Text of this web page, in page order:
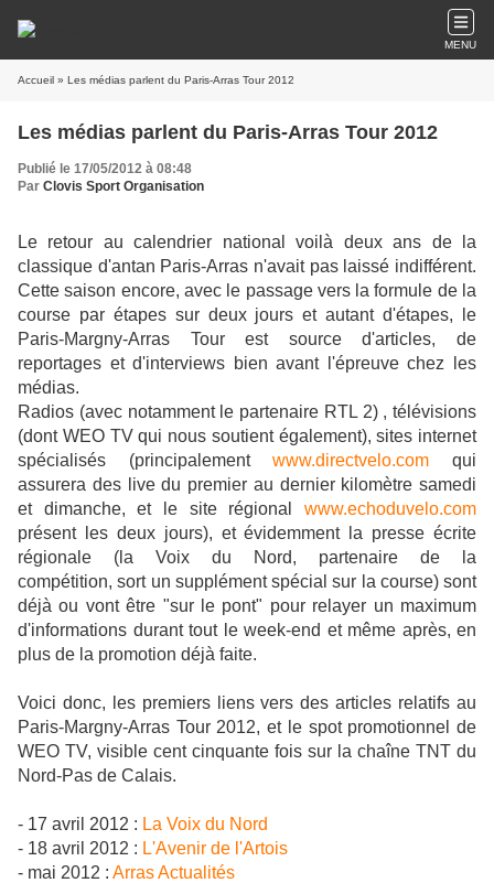
MENU
Accueil » Les médias parlent du Paris-Arras Tour 2012
Les médias parlent du Paris-Arras Tour 2012
Publié le 17/05/2012 à 08:48
Par Clovis Sport Organisation
Le retour au calendrier national voilà deux ans de la
classique d'antan Paris-Arras n'avait pas laissé indifférent.
Cette saison encore, avec le passage vers la formule de la
course par étapes sur deux jours et autant d'étapes, le
Paris-Margny-Arras Tour est source d'articles, de
reportages et d'interviews bien avant l'épreuve chez les
médias.
Radios (avec notamment le partenaire RTL 2) , télévisions
(dont WEO TV qui nous soutient également), sites internet
spécialisés (principalementwww.directvelo.com qui
assurera des live du premier au dernier kilomètre samedi
et dimanche, et le site régional www.echoduvelo.com
présent les deux jours), et évidemment la presse écrite
régionale (la Voix du Nord, partenaire de la
compétition, sort un supplément spécial sur la course) sont
déjà ou vont être "sur le pont" pour relayer un maximum
d'informations durant tout le week-end et même après, en
plus de la promotion déjà faite.
Voici donc, les premiers liens vers des articles relatifs au
Paris-Margny-Arras Tour 2012, et le spot promotionnel de
WEO TV, visible cent cinquante fois sur la chaîne TNT du
Nord-Pas de Calais.
- 17 avril 2012 : La Voix du Nord
- 18 avril 2012 : L'Avenir de l'Artois
- mai 2012 : Arras Actualités